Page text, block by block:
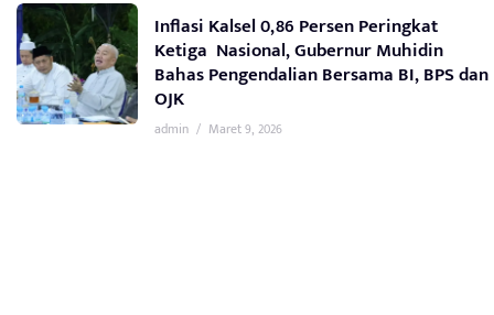
Inflasi Kalsel 0,86 Persen Peringkat
Ketiga Nasional, Gubernur Muhidin
Bahas Pengendalian Bersama BI, BPS dan
OJK
admin / Maret 9, 2026